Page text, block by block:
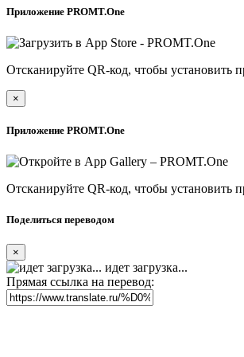
Приложение PROMT.One
Отсканируйте QR-код, чтобы установить
×
Приложение PROMT.One
Отсканируйте QR-код, чтобы установить
Поделиться переводом
×
идет загрузка...
Прямая ссылка на перевод: